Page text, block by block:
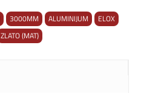
3000MM ALUMINIJUM
ELOX
ZLATO (MAT)